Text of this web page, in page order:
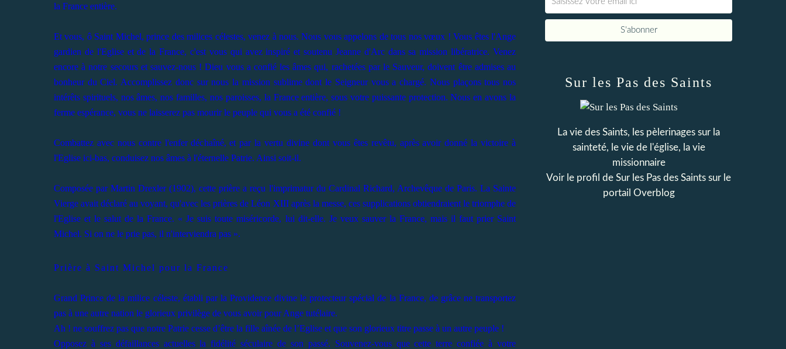
la France entière.
Et vous, ô Saint Michel, prince des milices célestes, venez à nous. Nous vous appelons de tous nos vœux ! Vous êtes l'Ange
gardien de l'Eglise et de la France, c'est vous qui avez inspiré et soutenu Jeanne d'Arc dans sa mission libératrice. Venez
encore à notre secours et sauvez-nous ! Dieu vous a confié les âmes qui, rachetées par le Sauveur, doivent être admises au
bonheur du Ciel. Accomplissez donc sur nous la mission sublime dont le Seigneur vous a chargé. Nous plaçons tous nos
intérêts spirituels, nos âmes, nos familles, nos paroisses, la France entière, sous votre puissante protection. Nous en avons la
ferme espérance, vous ne laisserez pas mourir le peuple qui vous a été confié !
Combattez avec nous contre l'enfer déchaîné, et par la vertu divine dont vous êtes revêtu, après avoir donné la victoire à
l'Eglise ici-bas, conduisez nos âmes à l'éternelle Patrie. Ainsi soit-il.
Composée par Martin Drexler (1902), cette prière a reçu l'imprimatur du Cardinal Richard, Archevêque de Paris. La Sainte
Vierge avait déclaré au voyant, qu'avec les prières de Léon XIII après la messe, ces supplications obtiendraient le triomphe de
l'Eglise et le salut de la France. « Je suis toute miséricorde, lui dit-elle. Je veux sauver la France, mais il faut prier Saint
Michel. Si on ne le prie pas, il n'interviendra pas ».
Prière à Saint Michel pour la France
Grand Prince de la milice céleste, établi par la Providence divine le protecteur spécial de la France, de grâce ne transportez
pas à une autre nation le glorieux privilège de vous avoir pour Ange tutélaire.
Ah ! ne souffrez pas que notre Patrie cesse d’être la fille aînée de l’Eglise et que son glorieux titre passe à un autre peuple !
Opposez à ses défaillances actuelles la fidélité séculaire de son passé. Souvenez-vous que cette terre confiée à votre
Sur les Pas des Saints
La vie des Saints, les pèlerinages sur la
sainteté, le vie de l'église, la vie
missionnaire
Voir le profil de Sur les Pas des Saints sur le
portail Overblog